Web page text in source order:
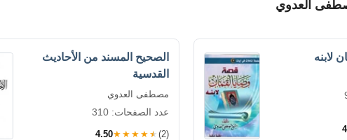
العدوي
لابنه
الصحيح المسند من الأحاديث
القدسية
مصطفى العدوي
عدد الصفحات: 310
4.50★★★★★ (2)